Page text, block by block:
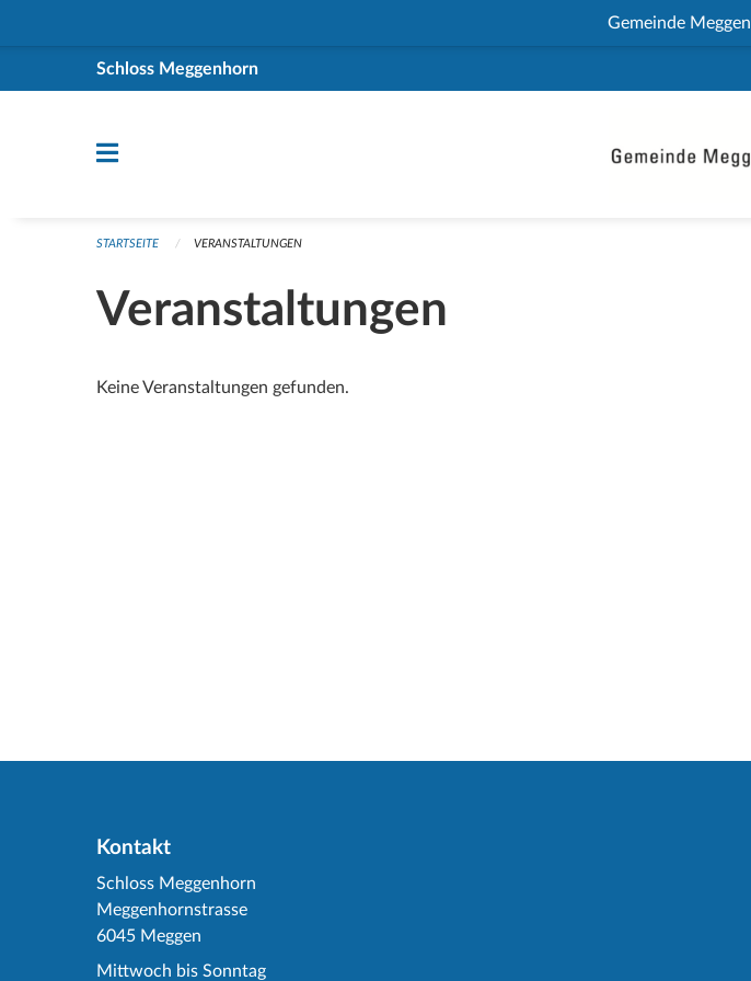
Gemeinde Meggen
Schloss Meggenhorn
STARTSEITE VERANSTALTUNGEN
Veranstaltungen
Keine Veranstaltungen gefunden.
Kontakt
Schloss Meggenhorn
Meggenhornstrasse
6045 Meggen
Mittwoch bis Sonntag